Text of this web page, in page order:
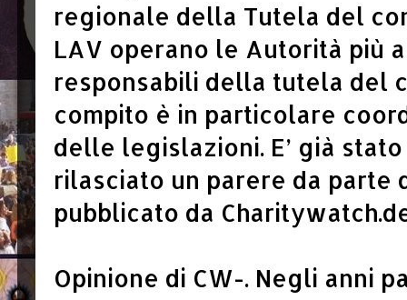
regionale della Tutela del
LAV operano le Autorità più
responsabili della tutela del
compito è in particolare
delle legislazioni. E’ già
rilasciato un parere da parte
pubblicato da
Opinione di CW-. Negli anni